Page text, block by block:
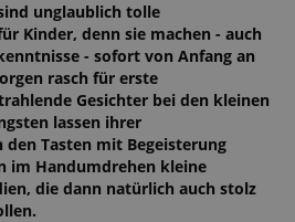
unglaublich tolle
Kinder, denn sie machen - auch
- sofort von Anfang an
rasch für erste
Gesichter bei den kleinen
lassen ihrer
Tasten mit Begeisterung
im Handumdrehen kleine
die dann natürlich auch stolz